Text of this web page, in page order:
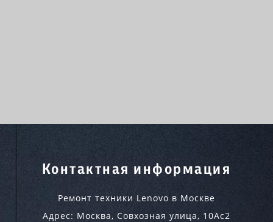
Контактная информация
Ремонт техники Lenovo в Москве
Адрес: Москва, Совхозная улица, 10Ас2